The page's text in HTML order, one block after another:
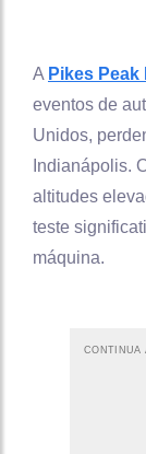
A Pikes
eventos de
Unidos,
Indianápolis.
altitudes
teste
máquina.
CONTINUA